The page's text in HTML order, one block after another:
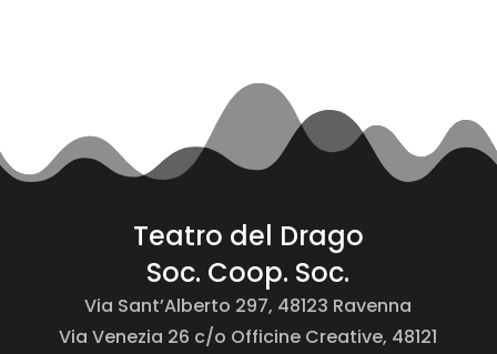
Teatro del Drago
Soc. Coop. Soc.
Via Sant’Alberto 297, 48123 Ravenna
Via Venezia 26 c/o Officine Creative, 48121